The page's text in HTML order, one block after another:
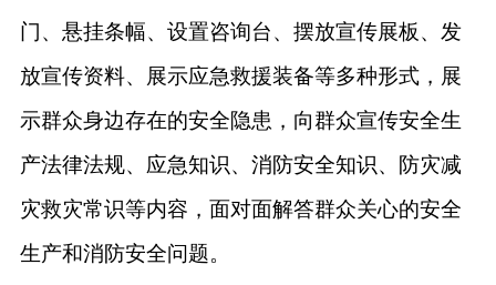
门、悬挂条幅、设置咨询台、摆放宣传展板、发
放宣传资料、展示应急救援装备等多种形式，展
示群众身边存在的安全隐患，向群众宣传安全生
产法律法规、应急知识、消防安全知识、防灾减
灾救灾常识等内容，面对面解答群众关心的安全
生产和消防安全问题。